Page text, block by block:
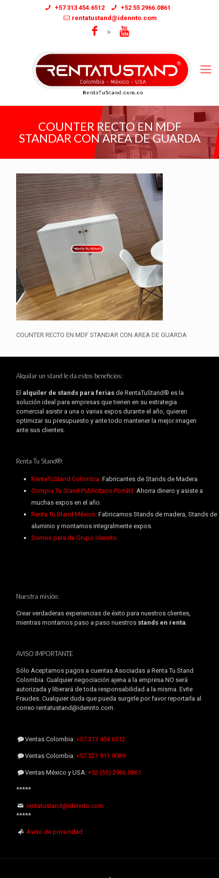
+57 313 454.6512
+52 55 2966.0861
rentatustand@idennto.com
COUNTER RECTO EN MDF
STANDAR CON AREA DE GUARDA
COUNTER RECTO EN MDF STANDAR CON AREA DE GUARDA
Alquilar un stand le da estos beneficios:
El alquiler de stands para ferias de RentaTuStand® es la
solución ideal para empresas que tienen en su estrategia
comercial asistir a una o varias expos durante el año, quieren
optimizar su presupuesto y ante todo mantener la mejor imagen
ante sus clientes.
Renta Tu Stand®:
RentaTuStand Colombia: Fabricantes de Stands de Madera.
Compra Tu Stand Publicitario Portátil:Ahorra dinero y asiste a
muchas expos en el año.
Renta Tu Stand México:Fabricamos Stands de madera, Stands de
aluminio y montamos integralmente expos.
Somos para de Grupo Idennto.
Nuestra misión:
Crear verdaderas experiencias de éxito para nuestros clientes,
mientras montamos paso a paso nuestros stands en renta.
AVISO IMPORTANTE
Sólo Aceptamos pagos a cuentas Asociadas a Renta Tu Stand
Colombia. Cualquier negociación ajena a la empresa NO será
autorizada y liberará de toda responsabilidad a la misma. Evite
Fraudes. Cualquier duda que pueda surgirle por favor reportarla al
correo rentatustand@idennto.com.
Ventas Colombia:+57 313 454.6512
Ventas Colombia:+57 321 911.9089
Ventas México y USA:+52 (55) 2966.0861
*****
rentatustand@idennto.com
*****
Aviso de privacidad